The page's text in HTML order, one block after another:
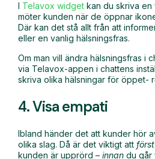
I Telavox widget kan du skriva en
möter kunden när de öppnar
Där kan det stå allt från att
eller en vanlig hälsningsfras.
Om man vill ändra hälsningsfras i
via Telavox-appen i chattens
skriva olika hälsningar för öppet-
4. Visa empati
Ibland händer det att kunder hör
olika slag. Då är det viktigt att först
kunden är upprörd – innan du går